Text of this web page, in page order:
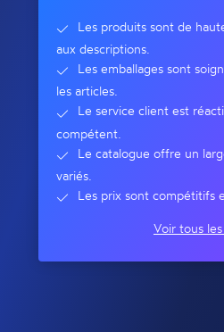
Les produits sont de
aux descriptions.
Les emballages sont
les articles.
Le service client est
compétent.
Le catalogue offre un
variés.
Les prix sont compétitifs
Voir tous les